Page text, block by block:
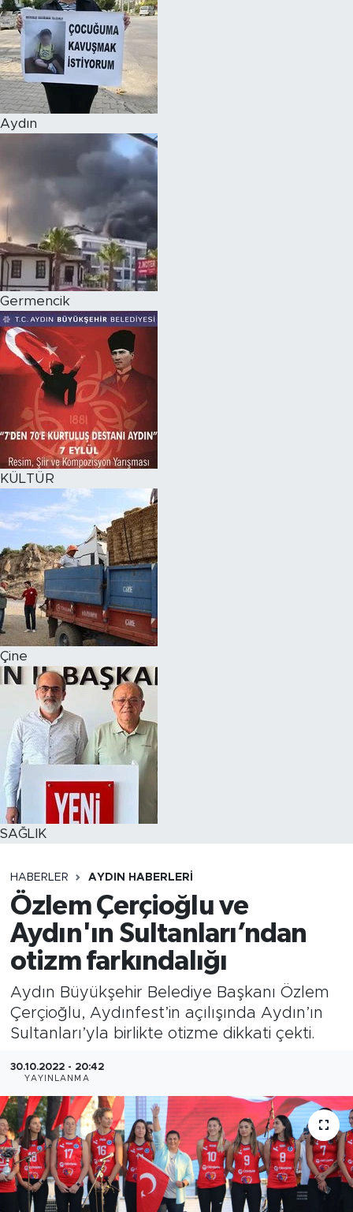
Aydın
Germencik
KÜLTÜR
Çine
SAĞLIK
HABERLER AYDIN HABERLERI
Özlem Çerçioğlu ve
Aydın'ın Sultanları’ndan
otizm farkındalığı
Aydın Büyükşehir Belediye Başkanı Özlem
Çerçioğlu, Aydınfest’in açılışında Aydın’ın
Sultanları’yla birlikte otizme dikkati çekti.
30.10.2022 - 20:42
YAYINLANMA